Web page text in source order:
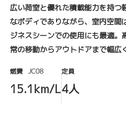
広い荷室と優れた積載能力を持つ
なボディでありながら、室内空間
ジネスシーンでの使用にも最適。
常の移動からアウトドアまで幅広
燃費 JC08
15.1km/L
定員
4人